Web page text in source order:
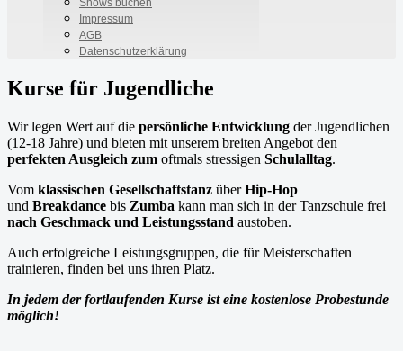
Shows buchen
Impressum
AGB
Datenschutzerklärung
Kurse für Jugendliche
Wir legen Wert auf die persönliche Entwicklung der Jugendlichen
(12-18 Jahre) und bieten mit unserem breiten Angebot den
perfekten Ausgleich zum oftmals stressigen Schulalltag.
Vom klassischen Gesellschaftstanz überHip-Hop
und Breakdance bis Zumba kann man sich in der Tanzschule frei
nach Geschmack und Leistungsstand austoben.
Auch erfolgreiche Leistungsgruppen, die für Meisterschaften
trainieren, finden bei uns ihren Platz.
In jedem der fortlaufenden Kurse ist eine kostenlose Probestunde
möglich!